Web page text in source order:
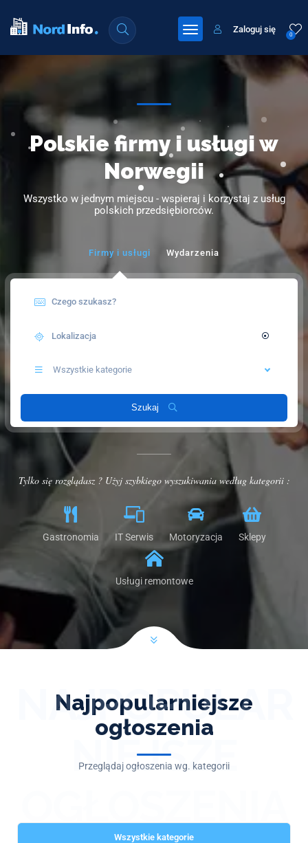
0
Zaloguj się
Polskie firmy i usługi w
Norwegii
Wszystko w jednym miejscu - wspieraj i korzystaj z usług
polskich przedsiębiorców.
Firmy i usługi Wydarzenia
Wszystkie kategorie
Szukaj
Tylko się rozglądasz ? Użyj szybkiego wyszukiwania według kategorii :
Gastronomia IT Serwis Motoryzacja Sklepy
Usługi remontowe
Najpopularniejsze
ogłoszenia
NAJPOPULAR
NIEJSZE
Przeglądaj ogłoszenia wg. kategorii
Wszystkie kategorie